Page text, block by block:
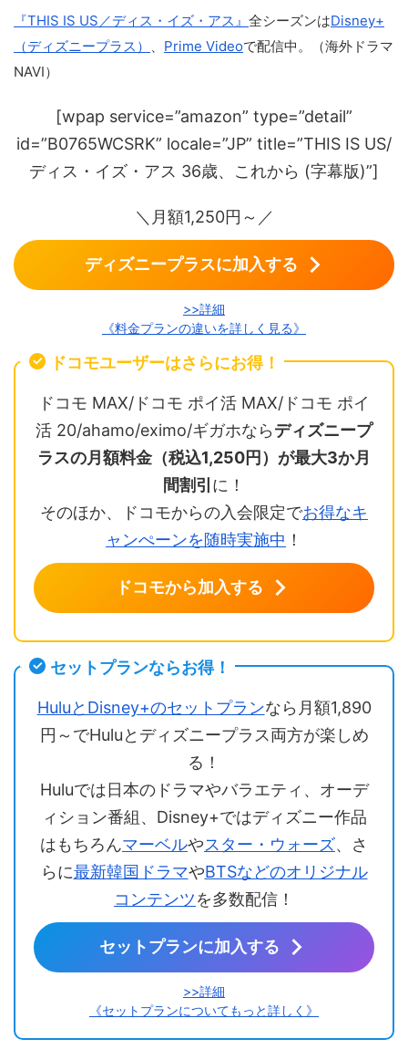
『THIS IS US／ディス・イズ・アス』 全シーズンはDisney+
（ディズニープラス）
Prime Videoで配信中。（海外ドラマ
NAVI）
[wpap service=”amazon” type=”detail”
id=”B0765WCSRK” locale=”JP” title=”THIS IS US/
ディス・イズ・アス 36歳、これから (字幕版)”]
＼月額1,250円～／
ディズニープラスに加入する
>>詳細
《料金プランの違いを詳しく見る》
ドコモユーザーはさらにお得！
ドコモ MAX/ドコモ ポイ活 MAX/ドコモ ポイ
活 20/ahamo/eximo/ギガホならディズニープ
ラスの月額料金（税込1,250円）が最大3か月
間割引に！
そのほか、ドコモからの入会限定でお得なキ
ャンぺーンを随時実施中 ！
ドコモから加入する
セットプランならお得！
HuluとDisney+のセットプランなら月額1,890
円～でHuluとディズニープラス両方が楽しめ
る！
Huluでは日本のドラマやバラエティ、オーデ
ィション番組、Disney+ではディズニー作品
はもちろんマーベルやスター・ウォーズ、さ
らに最新韓国ドラマやBTSなどのオリジナル
コンテンツを多数配信！
セットプランに加入する
>>詳細
《セットプランについてもっと詳しく》